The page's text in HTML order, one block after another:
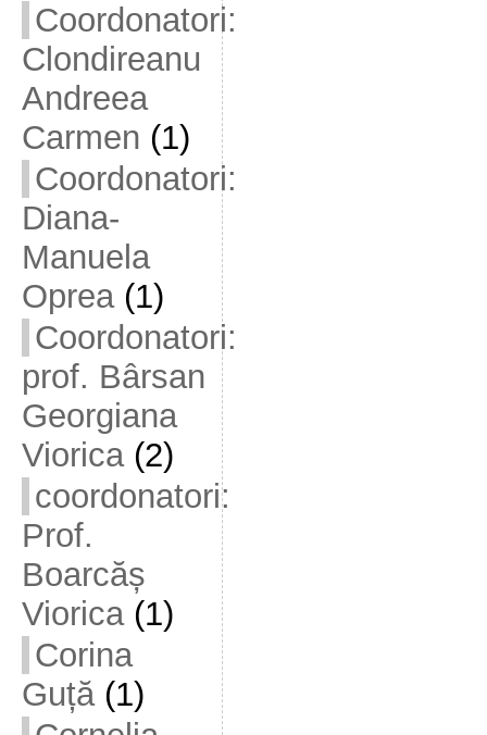
Coordonatori:
Clondireanu
Andreea
Carmen (1)
Coordonatori:
Diana-
Manuela
Oprea(1)
Coordonatori:
prof. Bârsan
Georgiana
Viorica(2)
coordonatori:
Prof.
Boarcăș
Viorica(1)
Corina
Guță(1)